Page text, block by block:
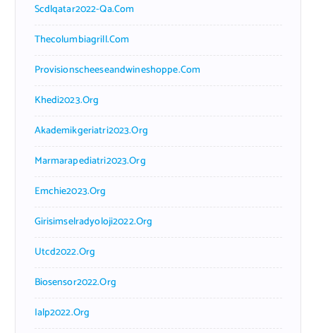
Scdlqatar2022-Qa.com
Thecolumbiagrill.com
Provisionscheeseandwineshoppe.com
Khedi2023.org
Akademikgeriatri2023.org
Marmarapediatri2023.org
Emchie2023.org
Girisimselradyoloji2022.org
Utcd2022.org
Biosensor2022.org
Ialp2022.org